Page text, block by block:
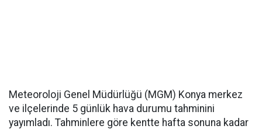
Meteoroloji Genel Müdürlüğü (MGM) Konya merkez
ve ilçelerinde 5 günlük hava durumu tahminini
yayımladı. Tahminlere göre kentte hafta sonuna kadar